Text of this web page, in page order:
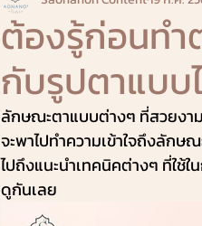
ต้องรู้ก่อนทำ
กับรูปตาแบบ
ลักษณะตาแบบต่างๆ ที่สวยงา
จะพาไปทำความเข้าใจถึงลัก
ไปถึงแนะนำเทคนิคต่างๆ ที่ใช้
ดูกันเลย